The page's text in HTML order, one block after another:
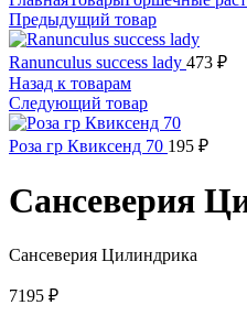
Предыдущий товар
Ranunculus success lady 473 ₽
Назад к товарам
Следующий товар
Роза гр Квиксенд 70 195 ₽
Сансеверия
Сансеверия Цилиндрика
7195 ₽